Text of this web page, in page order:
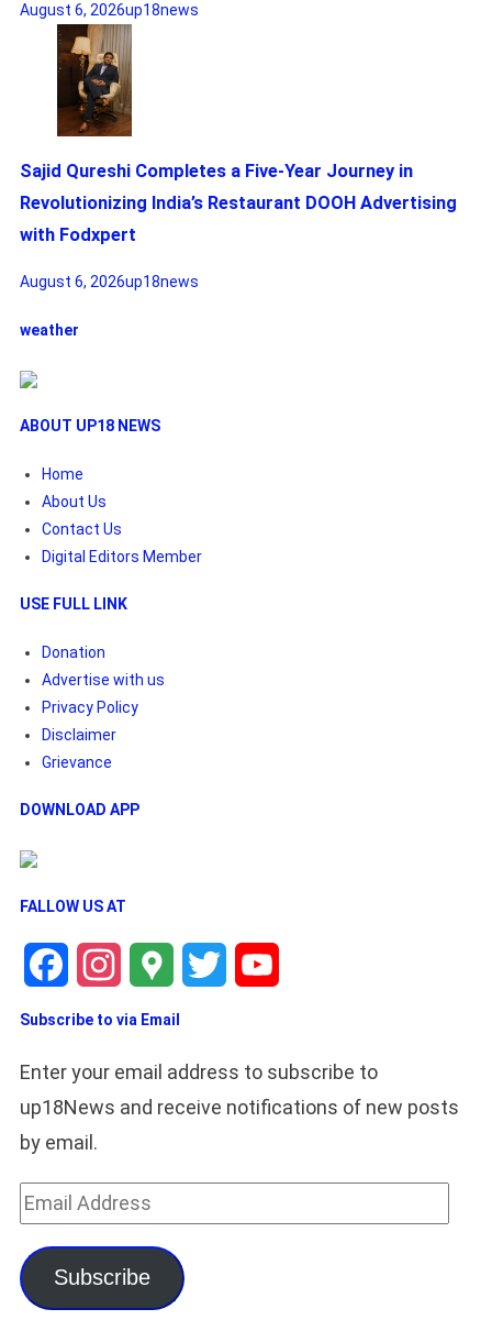
August 6, 2026up18news
Sajid Qureshi Completes a Five-Year Journey in
Revolutionizing India’s Restaurant DOOH Advertising
with Fodxpert
August 6, 2026up18news
weather
ABOUT UP18 NEWS
Home
About Us
Contact Us
Digital Editors Member
USE FULL LINK
Donation
Advertise with us
Privacy Policy
Disclaimer
Grievance
DOWNLOAD APP
FALLOW US AT
Subscribe to via Email
Enter your email address to subscribe to
up18News and receive notifications of new posts
by email.
Email
Subscribe